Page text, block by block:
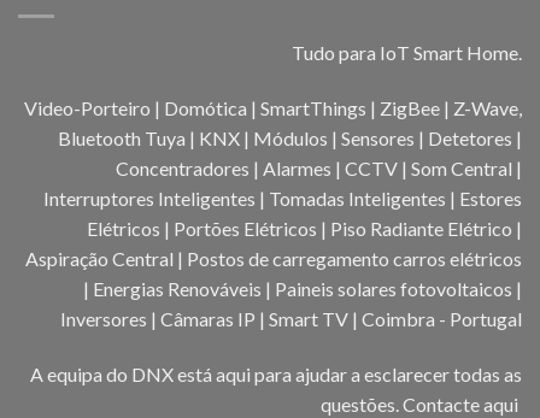
Tudo para IoT Smart Home.
Video-Porteiro | Domótica | SmartThings | ZigBee | Z-Wave,
Bluetooth Tuya | KNX | Módulos | Sensores | Detetores |
Concentradores | Alarmes | CCTV | Som Central |
Interruptores Inteligentes | Tomadas Inteligentes | Estores
Elétricos | Portões Elétricos | Piso Radiante Elétrico |
Aspiração Central | Postos de carregamento carros elétricos
| Energias Renováveis | Paineis solares fotovoltaicos |
Inversores | Câmaras IP | Smart TV | Coimbra - Portugal
A equipa do DNX está aqui para ajudar a esclarecer todas as
questões.Contacte aqui